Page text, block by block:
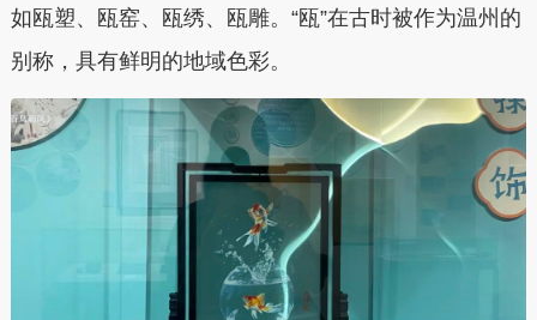
如瓯塑、瓯窑、瓯绣、瓯雕。“瓯”在古时被作为温州的
别称，具有鲜明的地域色彩。